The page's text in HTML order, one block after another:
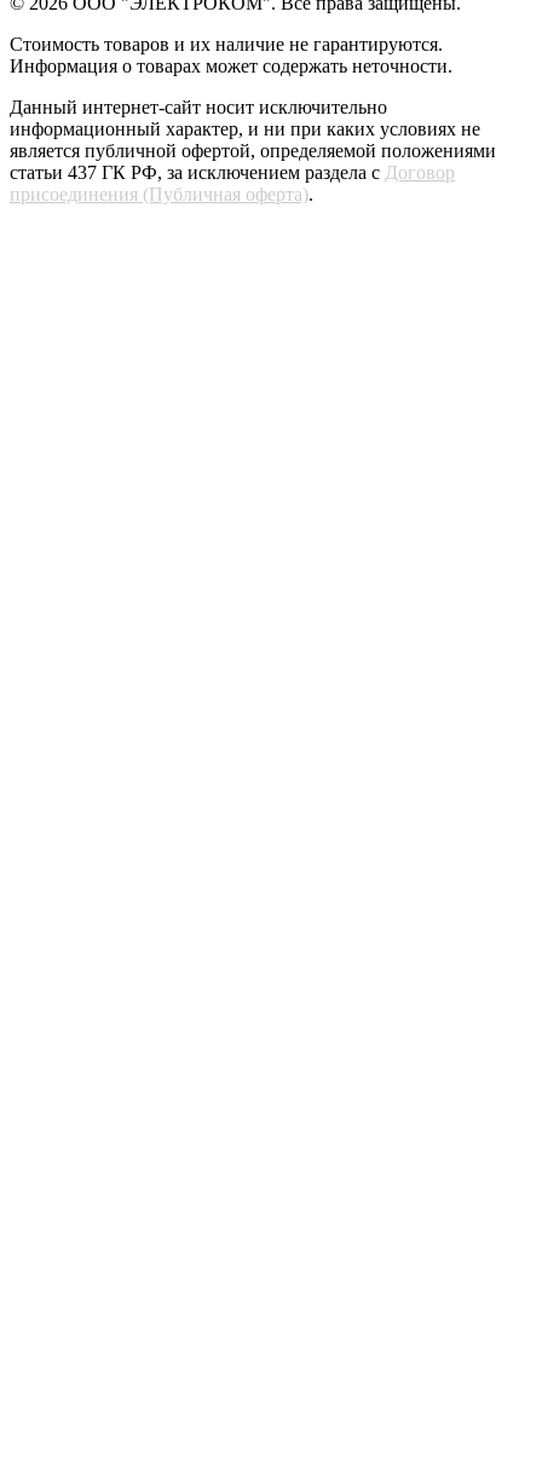
Стоимость товаров и их наличие не гарантируются.
Информация о товарах может содержать неточности.
Данный интернет-сайт носит исключительно
информационный характер, и ни при каких условиях не
является публичной офертой, определяемой положениями
статьи 437 ГК РФ, за исключением раздела с Договор
присоединения (Публичная оферта).